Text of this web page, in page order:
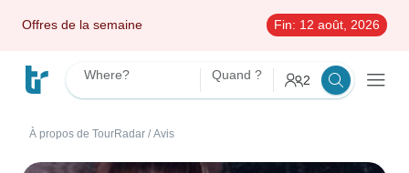
Offres de la semaine Fin: 12 août, 2026
Where? Quand ? 2
À propos de TourRadar / Avis